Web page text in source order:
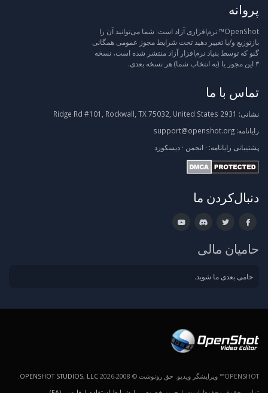
پروانه
OpenShot™ نرم‌افزاری آزاد است: شما می‌توانید آن را
بازتوزیع و/یا تغییر دهید تحت شرایط مجوز عمومی همگانی
گنو که توسط بنیاد نرم‌افزار آزاد منتشر شده است، نسخه
۳ این مجوز یا (به انتخاب شما) هر نسخه بعدی.
تماس با ما
نشانی:
رایانامه: support@openshot.org
پشتیبانی رایانامه: · انجمن · دیسکورد
دنبال‌کردن ما
حامیان مالی
حامی بعدی ما شوید.
OPENSHOT™ ویرایشگر ویدیو. حق رونوشت © 2008-2026 OPENSHOT STUDIOS, LLC